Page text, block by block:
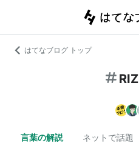
はてなブログ トップ
言葉の解説 ネットで話題